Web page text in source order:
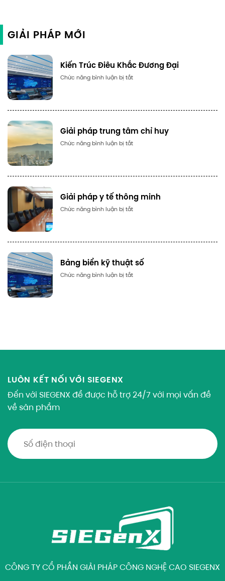
GIẢI PHÁP MỚI
Kiến Trúc Điêu Khắc Đương Đại
Chức năng bình luận bị tắtSố
Giải pháp trung tâm chỉ huy
Chức năng bình luận bị tắtSố
Giải pháp y tế thông minh
Chức năng bình luận bị tắtSố
Bảng biển kỹ thuật số
Chức năng bình luận bị tắtSố
LUÔN KẾT NỐI VỚI SIEGENX
Đến với SIEGENX để được hỗ trợ 24/7 với mọi vấn đề
về sản phẩm
CÔNG TY CỔ PHẦN GIẢI PHÁP CÔNG NGHỆ CAO SIEGENX